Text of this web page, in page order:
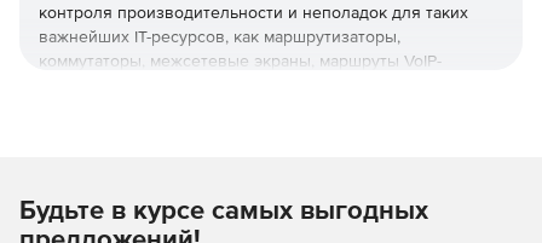
контроля производительности и неполадок для таких
важнейших IT-ресурсов, как маршрутизаторы,
коммутаторы, межсетевые экраны, маршруты VoIP-
организационные политики мониторинга в оперативном
режиме и на нескольких устройствах.
Будьте в курсе самых выгодных